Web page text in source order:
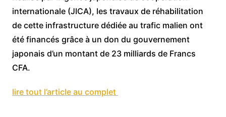
internationale (JICA), les travaux de réhabilitation
de cette infrastructure dédiée au trafic malien ont
été financés grâce à un don du gouvernement
japonais d’un montant de 23 milliards de Francs
CFA.
lire tout l’article au complet